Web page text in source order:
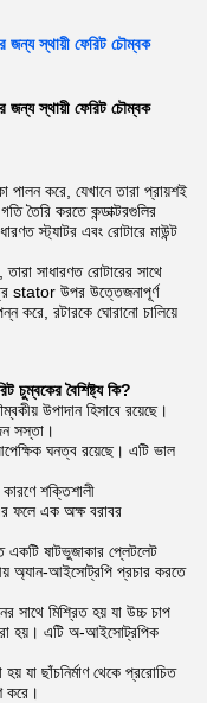
জন্য স্থায়ী ফেরিট চৌম্বক
জন্য স্থায়ী ফেরিট চৌম্বক
করে, যেখানে তারা প্রায়শই
তৈরি করতে কন্ডাক্টরগুলির
স্ট্যাটর এবং রোটারে মাউন্ট
সাধারণত রোটারের সাথে
stator উপর উত্তেজনাপূর্ণ
করে, রটারকে ঘোরানো চালিয়ে
চুম্বকের বৈশিষ্ট্য কি?
উপাদান হিসাবে রয়েছে।
সস্তা।
ঘনত্ব রয়েছে। এটি ভাল
শক্তিশালী
ফলে এক অক্ষ বরাবর
একটি ষাটভুজাকার প্লেটলেট
অ্যান-আইসোট্রপি প্রচার করতে
সাথে মিশ্রিত হয় যা উচ্চ চাপ
করা হয়। এটি অ-আইসোট্রপিক
হয় যা ছাঁচনির্মাণ থেকে প্ররোচিত
করে।